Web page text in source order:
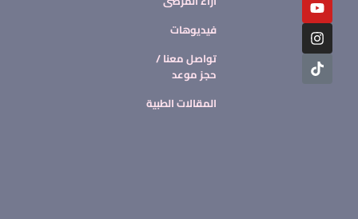
فيديوهات
تواصل معنا /
حجز موعد
المقالات الطبية